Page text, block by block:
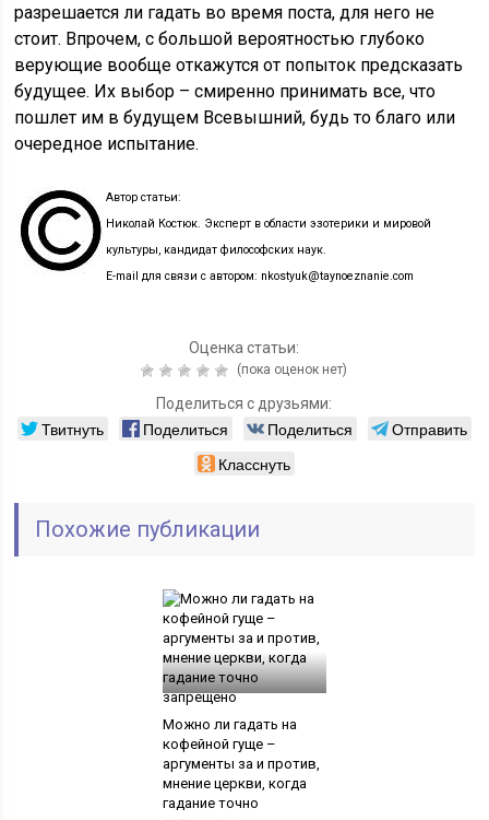
разрешается ли гадать во время поста, для него не
стоит. Впрочем, с большой вероятностью глубоко
верующие вообще откажутся от попыток предсказать
будущее. Их выбор – смиренно принимать все, что
пошлет им в будущем Всевышний, будь то благо или
очередное испытание.
Автор статьи:
Николай Костюк. Эксперт в области эзотерики и мировой
культуры, кандидат философских наук.
E-mail для связи с автором: nkostyuk@taynoeznanie.com
Оценка статьи:
(пока оценок нет)
Поделиться с друзьями:
Твитнуть Поделиться Поделиться
Отправить
Класснуть
Похожие публикации
Можно ли гадать на
кофейной гуще –
аргументы за и против,
мнение церкви, когда
гадание точно